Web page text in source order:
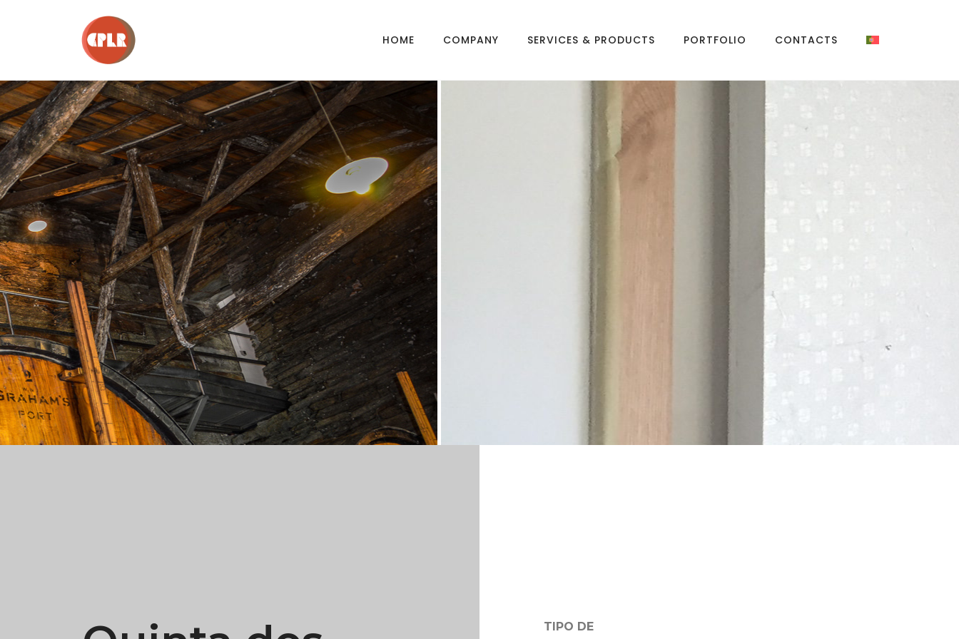
HOME COMPANY SERVICES & PRODUCTS PORTFOLIO CONTACTS
TIPO DE